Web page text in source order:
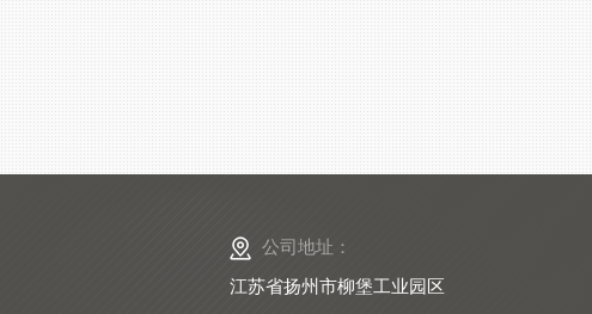
公司地址：
江苏省扬州市柳堡工业园区